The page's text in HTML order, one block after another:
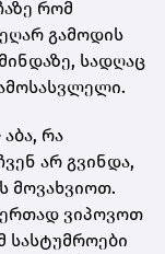
რომ
გამოდის
სადღაც
რა
არ გვინდა,
მოვახვიოთ.
ვიპოვოთ
სასტუმროები